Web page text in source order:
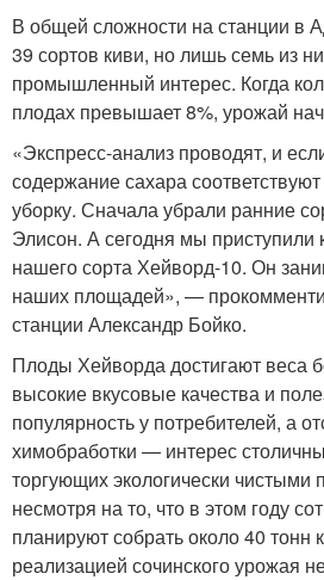
В общей сложности на станции в
39 сортов киви, но лишь семь из
промышленный интерес. Когда
плодах превышает 8%, урожай
«Экспресс-анализ проводят, и
содержание сахара
уборку. Сначала убрали ранние
Элисон. А сегодня мы приступили
нашего сорта Хейворд-10. Он
наших площадей», —
станции Александр Бойко.
Плоды Хейворда достигают веса
высокие вкусовые качества и
популярность у потребителей, а
химобработки — интерес
торгующих экологически чистыми
несмотря на то, что в этом году
планируют собрать около 40 тонн
реализацией сочинского урожая